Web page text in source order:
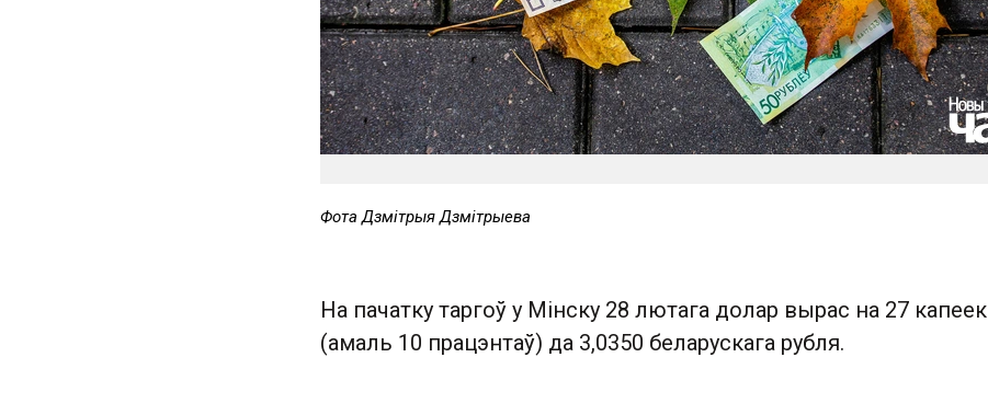
Фота Дзмітрыя Дзмітрыева
На пачатку таргоў у Мінску 28 лютага долар вырас на 27 капеек
(амаль 10 працэнтаў) да 3,0350 беларускага рубля.